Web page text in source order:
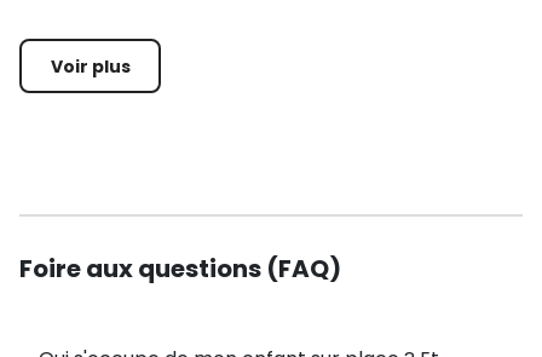
Karting : 3 sessions de pilotage pour les jeunes à
Initiation au Biathlon avec cibles laser 🔫
lunettes vision arrière, jumelles infrarouges et encre
Voir plus
Foire aux questions (FAQ)